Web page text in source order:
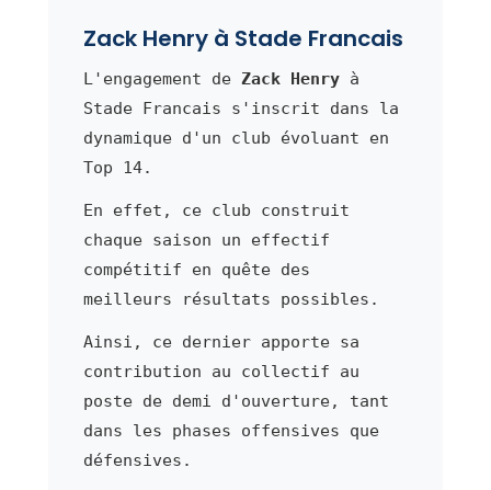
Zack Henry à Stade Francais
L'engagement de Zack Henryà
Stade Francais s'inscrit dans la
dynamique d'un club évoluant en
Top 14.
En effet, ce club construit
chaque saison un effectif
compétitif en quête des
meilleurs résultats possibles.
Ainsi, ce dernier apporte sa
contribution au collectif au
poste de demi d'ouverture, tant
dans les phases offensives que
défensives.